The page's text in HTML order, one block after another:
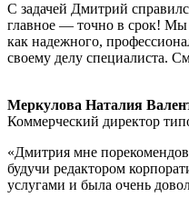
С задачей Дмитрий
главное — точно в срок!
как надежного,
своему делу специалиста.
Меркулова Наталия
Коммерческий директор
«Дмитрия мне
будучи редактором
услугами и была очень